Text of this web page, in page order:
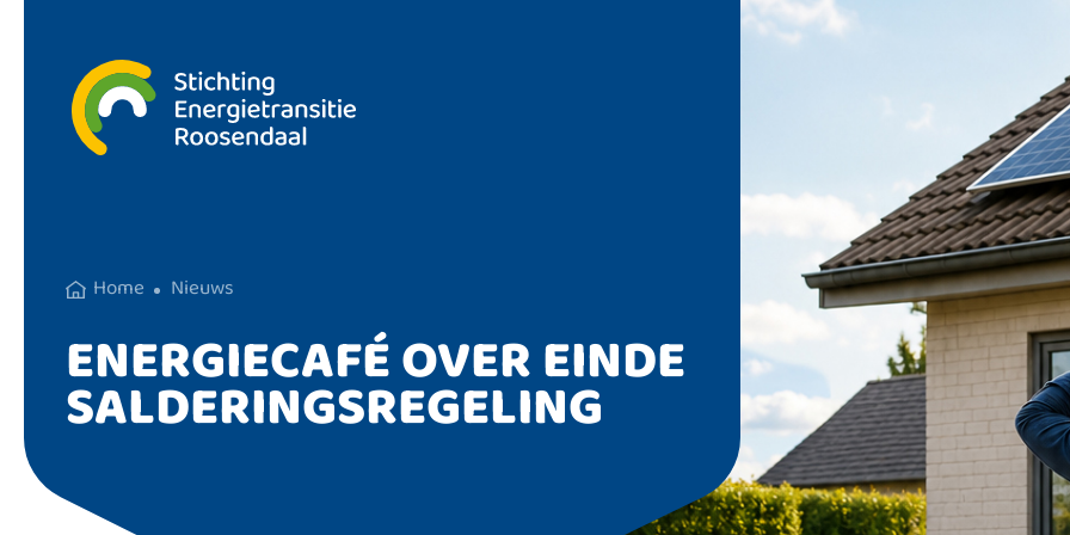
Home Nieuws
ENERGIECAFÉ OVER EINDE
SALDERINGSREGELING